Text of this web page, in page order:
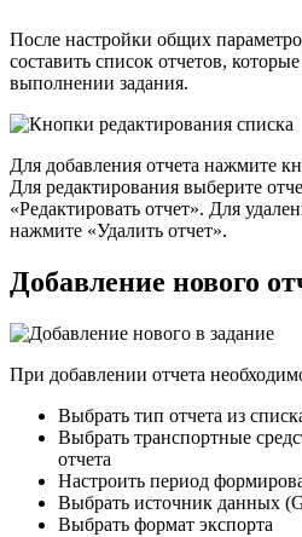
После настройки общих
составить список отчетов,
выполнении задания.
Для добавления отчета нажмите
Для редактирования выберите
«Редактировать отчет». Для
нажмите «Удалить отчет».
Добавление нового
При добавлении отчета
Выбрать тип отчета из
Выбрать транспортные
отчета
Настроить период
Выбрать источник данных
Выбрать формат экспорта